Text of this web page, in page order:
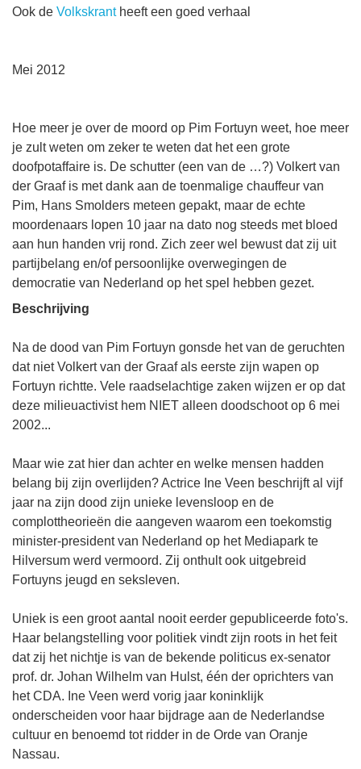
Ook de Volkskrant heeft een goed verhaal
Mei 2012
Hoe meer je over de moord op Pim Fortuyn weet, hoe meer
je zult weten om zeker te weten dat het een grote
doofpotaffaire is. De schutter (een van de …?) Volkert van
der Graaf is met dank aan de toenmalige chauffeur van
Pim, Hans Smolders meteen gepakt, maar de echte
moordenaars lopen 10 jaar na dato nog steeds met bloed
aan hun handen vrij rond. Zich zeer wel bewust dat zij uit
partijbelang en/of persoonlijke overwegingen de
democratie van Nederland op het spel hebben gezet.
Beschrijving
Na de dood van Pim Fortuyn gonsde het van de geruchten
dat niet Volkert van der Graaf als eerste zijn wapen op
Fortuyn richtte. Vele raadselachtige zaken wijzen er op dat
deze milieuactivist hem NIET alleen doodschoot op 6 mei
2002...
Maar wie zat hier dan achter en welke mensen hadden
belang bij zijn overlijden? Actrice Ine Veen beschrijft al vijf
jaar na zijn dood zijn unieke levensloop en de
complottheorieën die aangeven waarom een toekomstig
minister-president van Nederland op het Mediapark te
Hilversum werd vermoord. Zij onthult ook uitgebreid
Fortuyns jeugd en seksleven.
Uniek is een groot aantal nooit eerder gepubliceerde foto's.
Haar belangstelling voor politiek vindt zijn roots in het feit
dat zij het nichtje is van de bekende politicus ex-senator
prof. dr. Johan Wilhelm van Hulst, één der oprichters van
het CDA. Ine Veen werd vorig jaar koninklijk
onderscheiden voor haar bijdrage aan de Nederlandse
cultuur en benoemd tot ridder in de Orde van Oranje
Nassau.